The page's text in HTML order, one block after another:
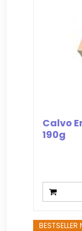
Calvo
190g
BESTSELLER